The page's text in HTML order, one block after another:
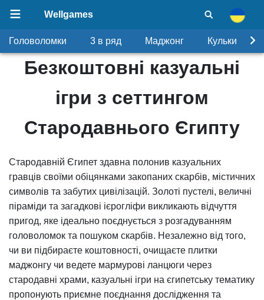
Wellgames
Головоломки 3 в ряд Маджонг Кульки
Безкоштовні казуальні
ігри з сеттингом
Стародавнього Єгипту
Стародавній Єгипет здавна полонив казуальних
гравців своїми обіцянками закопаних скарбів, містичних
символів та забутих цивілізацій. Золоті пустелі, величні
піраміди та загадкові ієрогліфи викликають відчуття
пригод, яке ідеально поєднується з розгадуванням
головоломок та пошуком скарбів. Незалежно від того,
чи ви підбираєте коштовності, очищаєте плитки
маджонгу чи ведете мармурові ланцюги через
стародавні храми, казуальні ігри на єгипетську тематику
пропонують приємне поєднання дослідження та